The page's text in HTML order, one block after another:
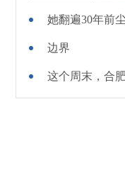
边界
这个周末，合